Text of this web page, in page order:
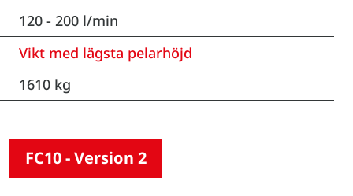
120 - 200 l/min
Vikt med lägsta pelarhöjd
1610 kg
FC10 - Version 2